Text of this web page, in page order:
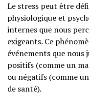
Le stress peut être
physiologique et
internes que nous
exigeants. Ce
événements que nous
positifs (comme un
ou négatifs (comme
de santé).